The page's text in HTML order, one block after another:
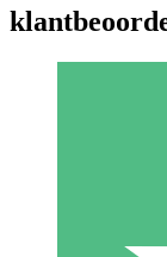
Betaal per